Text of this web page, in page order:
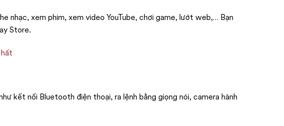
nhạc, xem phim, xem video YouTube, chơi game, lướt web,… Bạn
Store.
kết nối Bluetooth điện thoại, ra lệnh bằng giọng nói, camera hành